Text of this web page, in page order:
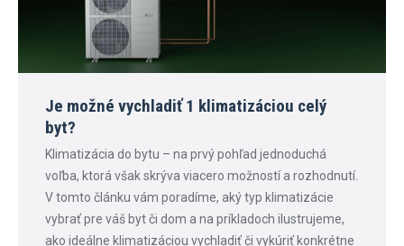
Je možné vychladiť 1 klimatizáciou celý
byt?
Klimatizácia do bytu – na prvý pohľad jednoduchá
voľba, ktorá však skrýva viacero možností a rozhodnutí.
V tomto článku vám poradíme, aký typ klimatizácie
vybrať pre váš byt či dom a na príkladoch ilustrujeme,
ako ideálne klimatizáciou vychladiť či vykúriť konkrétne